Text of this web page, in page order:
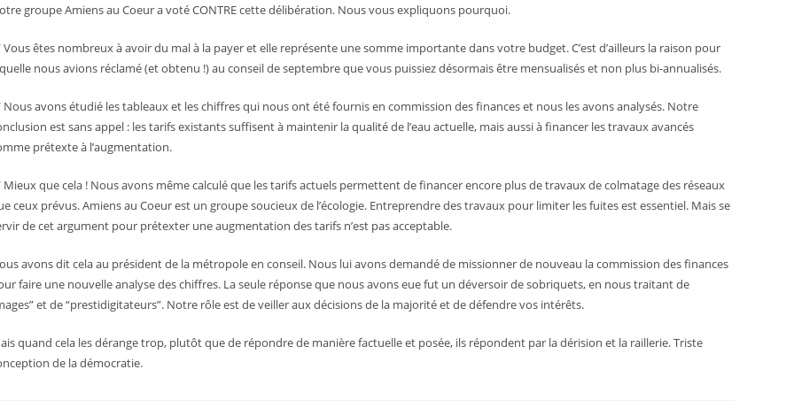
groupe Amiens au Coeur a voté CONTRE cette délibération. Nous vous expliquons pourquoi.
Vous êtes nombreux à avoir du mal à la payer et elle représente une somme importante dans votre budget. C’est d’ailleurs la raison pour
nous avions réclamé (et obtenu !) au conseil de septembre que vous puissiez désormais être mensualisés et non plus bi-annualisés.
Nous avons étudié les tableaux et les chiffres qui nous ont été fournis en commission des finances et nous les avons analysés. Notre
est sans appel : les tarifs existants suffisent à maintenir la qualité de l’eau actuelle, mais aussi à financer les travaux avancés
prétexte à l’augmentation.
Mieux que cela ! Nous avons même calculé que les tarifs actuels permettent de financer encore plus de travaux de colmatage des réseaux
ceux prévus. Amiens au Coeur est un groupe soucieux de l’écologie. Entreprendre des travaux pour limiter les fuites est essentiel. Mais se
de cet argument pour prétexter une augmentation des tarifs n’est pas acceptable.
avons dit cela au président de la métropole en conseil. Nous lui avons demandé de missionner de nouveau la commission des finances
faire une nouvelle analyse des chiffres. La seule réponse que nous avons eue fut un déversoir de sobriquets, en nous traitant de
et de “prestidigitateurs”. Notre rôle est de veiller aux décisions de la majorité et de défendre vos intérêts.
quand cela les dérange trop, plutôt que de répondre de manière factuelle et posée, ils répondent par la dérision et la raillerie. Triste
de la démocratie.